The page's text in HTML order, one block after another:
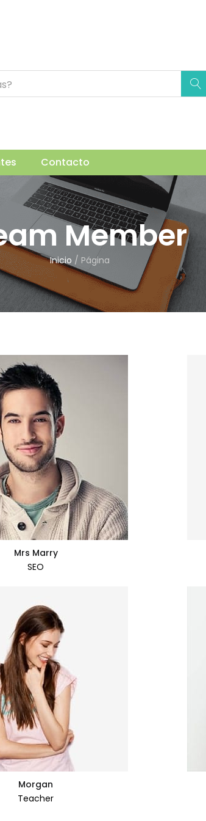
Contacto
Member
Inicio / Página
Mrs Marry
SEO
Morgan
Teacher